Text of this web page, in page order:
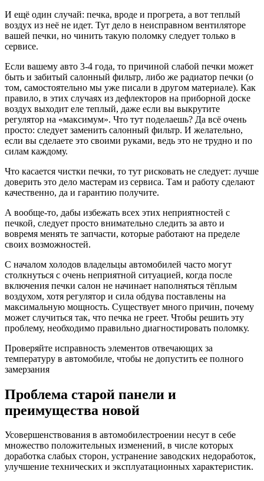
И ещё один случай: печка, вроде и прогрета, а вот теплый
воздух из неё не идет. Тут дело в неисправном вентиляторе
вашей печки, но чинить такую поломку следует только в
сервисе.
Если вашему авто 3-4 года, то причиной слабой печки может
быть и забитый салонный фильтр, либо же радиатор печки (о
том, самостоятельно мы уже писали в другом материале). Как
правило, в этих случаях из дефлекторов на приборной доске
воздух выходит еле теплый, даже если вы выкрутите
регулятор на «максимум». Что тут поделаешь? Да всё очень
просто: следует заменить салонный фильтр. И желательно,
если вы сделаете это своими руками, ведь это не трудно и по
силам каждому.
Что касается чистки печки, то тут рисковать не следует: лучше
доверить это дело мастерам из сервиса. Там и работу сделают
качественно, да и гарантию получите.
А вообще-то, дабы избежать всех этих неприятностей с
печкой, следует просто внимательно следить за авто и
вовремя менять те запчасти, которые работают на пределе
своих возможностей.
С началом холодов владельцы автомобилей часто могут
столкнуться с очень неприятной ситуацией, когда после
включения печки салон не начинает наполняться тёплым
воздухом, хотя регулятор и сила обдува поставлены на
максимальную мощность. Существует много причин, почему
может случиться так, что печка не греет. Чтобы решить эту
проблему, необходимо правильно диагностировать поломку.
Проверяйте исправность элементов отвечающих за
температуру в автомобиле, чтобы не допустить ее полного
замерзания
Проблема старой панели и
преимущества новой
Усовершенствования в автомобилестроении несут в себе
множество положительных изменений, в числе которых
доработка слабых сторон, устранение заводских недоработок,
улучшение технических и эксплуатационных характеристик.